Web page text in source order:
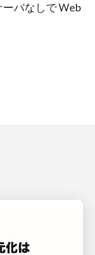
バなしで Web